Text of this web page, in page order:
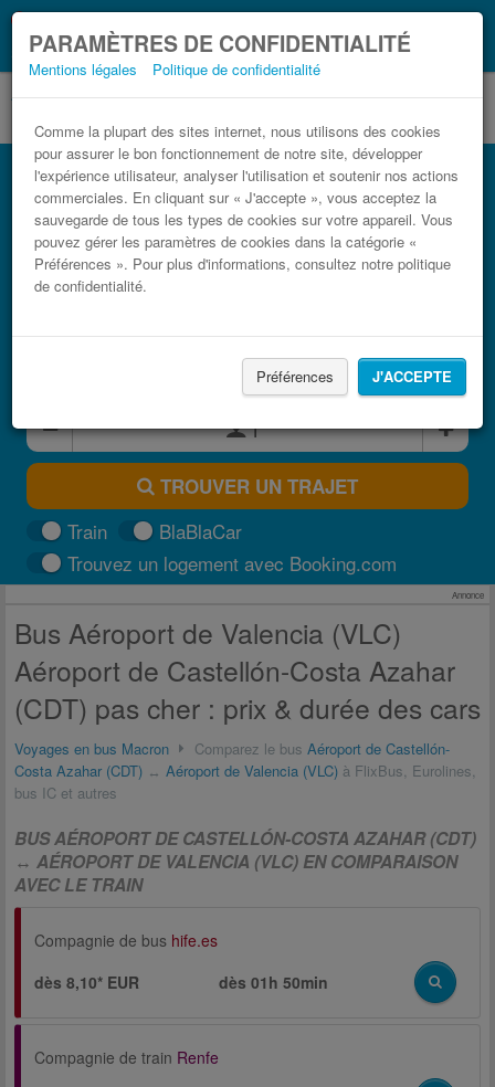
PARAMÈTRES DE CONFIDENTIALITÉ
Mentions légales Politique de confidentialité
Comme la plupart des sites internet, nous utilisons des cookies
pour assurer le bon fonctionnement de notre site, développer
l'expérience utilisateur, analyser l'utilisation et soutenir nos actions
commerciales. En cliquant sur « J'accepte », vous acceptez la
sauvegarde de tous les types de cookies sur votre appareil. Vous
pouvez gérer les paramètres de cookies dans la catégorie «
Préférences ». Pour plus d'informations, consultez notre politique
de confidentialité.
Préférences J'ACCEPTE
Coronavirus (COVID-19):Ce que vous devez
savoir, lorsque vous voyagez
Bus Aéroport de Castellón-Costa Azahar
(CDT) Aéroport de Valencia (VLC) pas
cher
Trouvez votre billet de bus moins cher
TROUVER UN TRAJET
Train
BlaBlaCar
Trouvez un logement avec Booking.com
Annonce
Bus Aéroport de Valencia (VLC)
Aéroport de Castellón-Costa Azahar
(CDT) pas cher : prix & durée des cars
Voyages en bus Macron Comparez le bus Aéroport de Castellón-
Costa Azahar (CDT) ↔ Aéroport de Valencia (VLC) à FlixBus, Eurolines,
bus IC et autres
BUS AÉROPORT DE CASTELLÓN-COSTA AZAHAR (CDT)
↔ AÉROPORT DE VALENCIA (VLC) EN COMPARAISON
AVEC LE TRAIN
Compagnie de bus hife.es
dès 8,10* EUR
dès01h 50min
Compagnie de train Renfe